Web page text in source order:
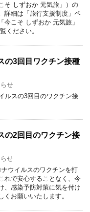
そ しずおか 元気旅」）の
詳細は「旅行支援制度」ペ
今こそ しずおか 元気旅」
ください。
の3回目ワクチン接種
せ
ルスの3回目のワクチン接
の2回目のワクチン接
せ
ウイルスのワクチンを打
れで安心することなく、今
、感染予防対策に気を付け
お願いいたします。